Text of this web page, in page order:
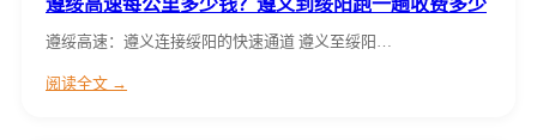
遵绥高速每公里多少钱？遵义到绥阳跑一趟收费多少
遵绥高速：遵义连接绥阳的快速通道 遵义至绥阳…
阅读全文 →